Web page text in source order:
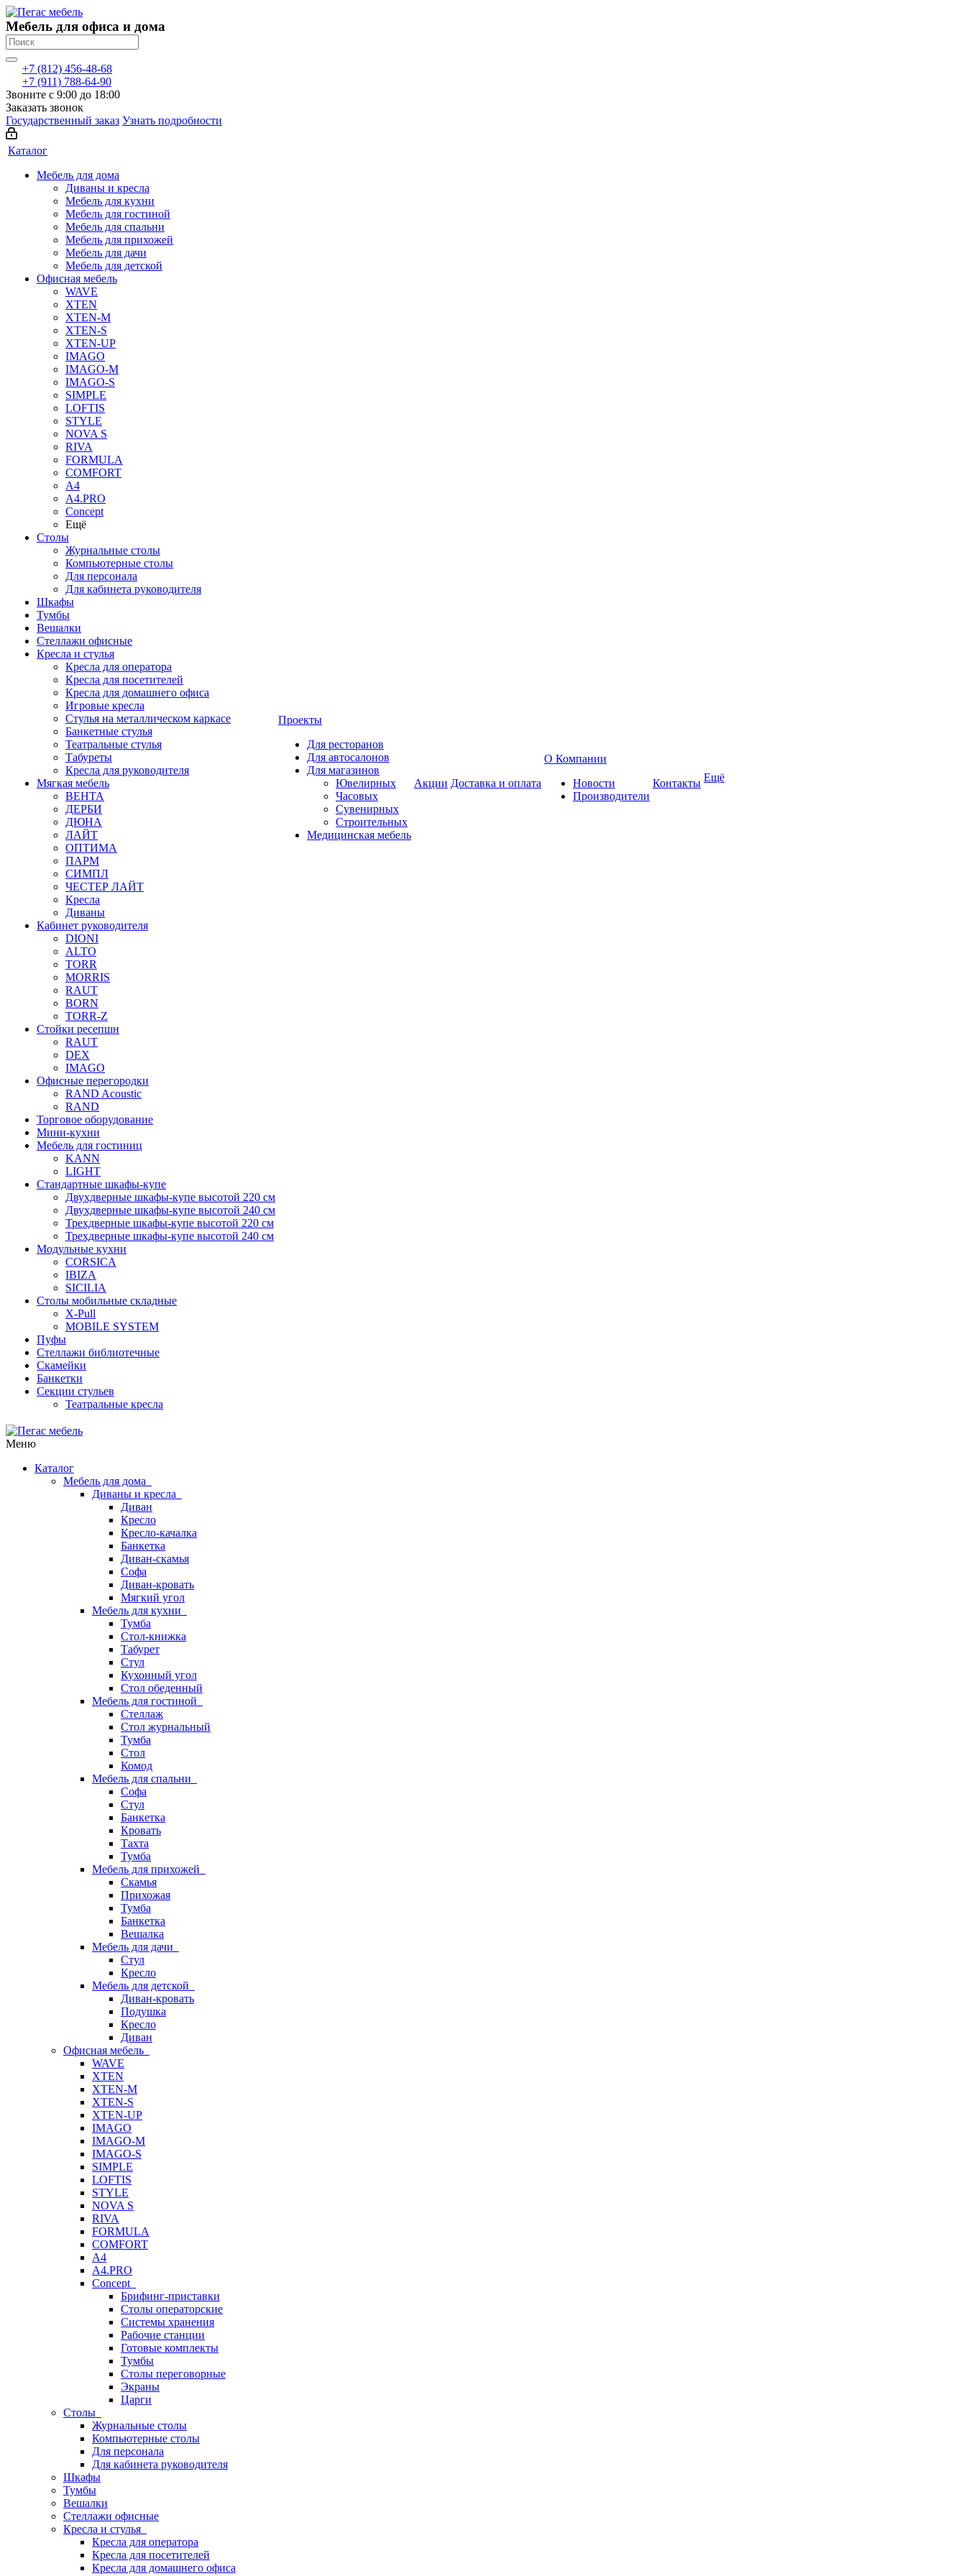
Мебель для офиса и дома
+7 (812) 456-48-68
+7 (911) 788-64-90
Звоните с 9:00 до 18:00
Заказать звонок
Государственный заказ Узнать подробности
Каталог
Мебель для дома
Диваны и кресла
Мебель для кухни
Мебель для гостиной
Мебель для спальни
Мебель для прихожей
Мебель для дачи
Мебель для детской
Офисная мебель
WAVE
XTEN
XTEN-M
XTEN-S
XTEN-UP
IMAGO
IMAGO-M
IMAGO-S
SIMPLE
LOFTIS
STYLE
NOVA S
RIVA
FORMULA
COMFORT
A4
A4.PRO
Concept
Ещё
Столы
Журнальные столы
Компьютерные столы
Для персонала
Для кабинета руководителя
Шкафы
Тумбы
Вешалки
Стеллажи офисные
Кресла и стулья
Кресла для оператора
Кресла для посетителей
Кресла для домашнего офиса
Игровые кресла
Стулья на металлическом каркасе
Банкетные стулья
Театральные стулья
Табуреты
Кресла для руководителя
Мягкая мебель
ВЕНТА
ДЕРБИ
ДЮНА
ЛАЙТ
ОПТИМА
ПАРМ
СИМПЛ
ЧЕСТЕР ЛАЙТ
Кресла
Диваны
Кабинет руководителя
DIONI
ALTO
TORR
MORRIS
RAUT
BORN
TORR-Z
Стойки ресепшн
RAUT
DEX
IMAGO
Офисные перегородки
RAND Acoustic
RAND
Торговое оборудование
Мини-кухни
Мебель для гостиниц
KANN
LIGHT
Стандартные шкафы-купе
Двухдверные шкафы-купе высотой 220 см
Двухдверные шкафы-купе высотой 240 см
Трехдверные шкафы-купе высотой 220 см
Трехдверные шкафы-купе высотой 240 см
Модульные кухни
CORSICA
IBIZA
SICILIA
Столы мобильные складные
X-Pull
MOBILE SYSTEM
Пуфы
Стеллажи библиотечные
Скамейки
Банкетки
Секции стульев
Театральные кресла
Проекты
Для ресторанов
Для автосалонов
Для магазинов
Ювелирных
Часовых
Сувенирных
Строительных
Медицинская мебель
Акции Доставка и оплата
О Компании
Новости
Производители
Контакты Ещё
Меню
Каталог
Мебель для дома
Диваны и кресла
Диван
Кресло
Кресло-качалка
Банкетка
Диван-скамья
Софа
Диван-кровать
Мягкий угол
Мебель для кухни
Тумба
Стол-книжка
Табурет
Стул
Кухонный угол
Стол обеденный
Мебель для гостиной
Стеллаж
Стол журнальный
Тумба
Стол
Комод
Мебель для спальни
Софа
Стул
Банкетка
Кровать
Тахта
Тумба
Мебель для прихожей
Скамья
Прихожая
Тумба
Банкетка
Вешалка
Мебель для дачи
Стул
Кресло
Мебель для детской
Диван-кровать
Подушка
Кресло
Диван
Офисная мебель
WAVE
XTEN
XTEN-M
XTEN-S
XTEN-UP
IMAGO
IMAGO-M
IMAGO-S
SIMPLE
LOFTIS
STYLE
NOVA S
RIVA
FORMULA
COMFORT
A4
A4.PRO
Concept
Брифинг-приставки
Столы операторские
Системы хранения
Рабочие станции
Готовые комплекты
Тумбы
Столы переговорные
Экраны
Царги
Столы
Журнальные столы
Компьютерные столы
Для персонала
Для кабинета руководителя
Шкафы
Тумбы
Вешалки
Стеллажи офисные
Кресла и стулья
Кресла для оператора
Кресла для посетителей
Кресла для домашнего офиса